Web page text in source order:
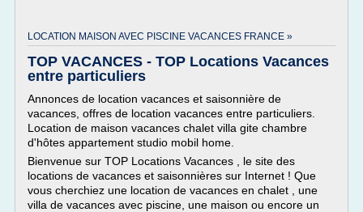
LOCATION MAISON AVEC PISCINE VACANCES FRANCE »
TOP VACANCES - TOP Locations Vacances
entre particuliers
Annonces de location vacances et saisonnière de
vacances, offres de location vacances entre particuliers.
Location de maison vacances chalet villa gite chambre
d'hôtes appartement studio mobil home.
Bienvenue sur TOP Locations Vacances , le site des
locations de vacances et saisonnières sur Internet ! Que
vous cherchiez une location de vacances en chalet , une
villa de vacances avec piscine, une maison ou encore un